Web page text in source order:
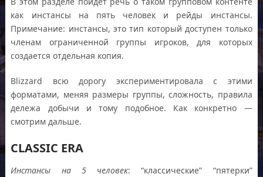
как инстансы на пять человек и рейды инстансы.
Примечание: инстансы, это тип который доступен только
членам ограниченной группы игроков, для которых
создается отдельная копия.
Blizzard всю дорогу экспериментировала с этими
форматами, меняя размеры группы, сложность, правила
дележа добычи и тому подобное. Как конкретно —
смотрим дальше.
CLASSIC ERA
Инстансы на 5 человек: “классические” “пятерки”